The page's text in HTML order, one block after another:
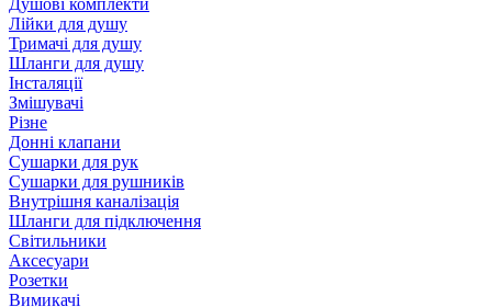
Душові комплекти
Лійки для душу
Тримачі для душу
Шланги для душу
Інсталяції
Змішувачі
Різне
Донні клапани
Сушарки для рук
Сушарки для рушників
Внутрішня каналізація
Шланги для підключення
Світильники
Аксесуари
Розетки
Вимикачі